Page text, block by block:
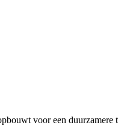
voor een